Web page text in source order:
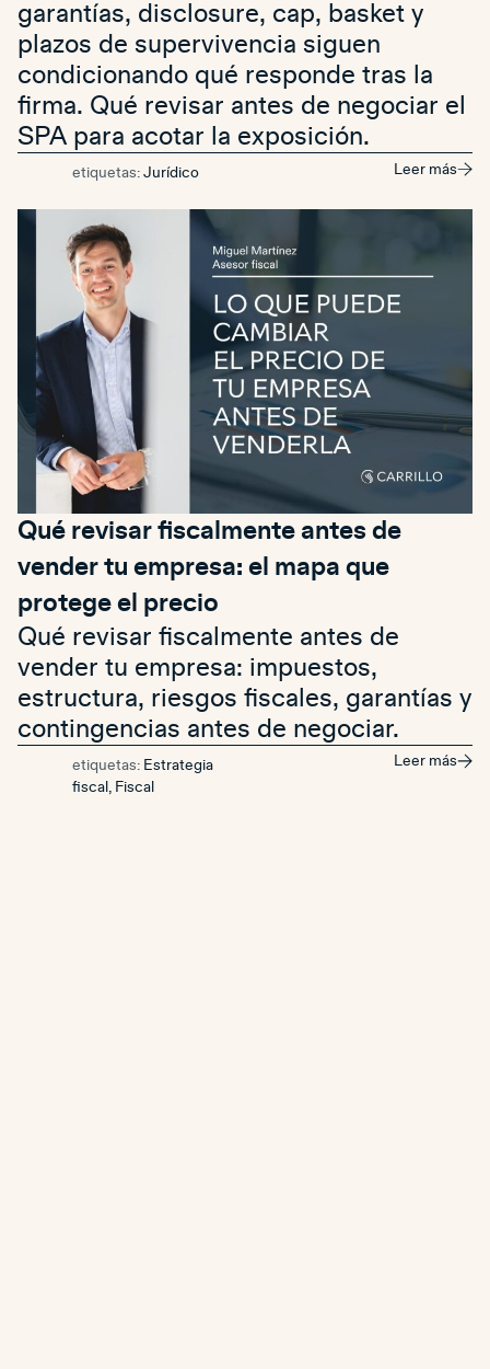
garantías, disclosure, cap, basket y
plazos de supervivencia siguen
condicionando qué responde tras la
firma. Qué revisar antes de negociar el
SPA para acotar la exposición.
etiquetas: Jurídico Leer más
Qué revisar fiscalmente antes de
vender tu empresa: el mapa que
protege el precio
Qué revisar fiscalmente antes de
vender tu empresa: impuestos,
estructura, riesgos fiscales, garantías y
contingencias antes de negociar.
etiquetas: Estrategia
fiscal Fiscal
Leer más